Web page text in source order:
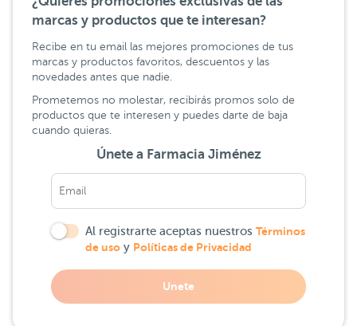
marcas y productos que te interesan?
Recibe en tu email las mejores promociones de tus
marcas y productos favoritos, descuentos y las
novedades antes que nadie.
Prometemos no molestar, recibirás promos solo de
productos que te interesen y puedes darte de baja
cuando quieras.
Únete a Farmacia Jiménez
Al registrarte aceptas nuestros Términos
de uso y Políticas de Privacidad
Unete